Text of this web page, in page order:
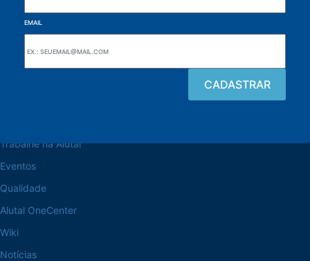
EMAIL
Trabalhe na Alutal
Eventos
Qualidade
Alutal OneCenter
Wiki
Notícias